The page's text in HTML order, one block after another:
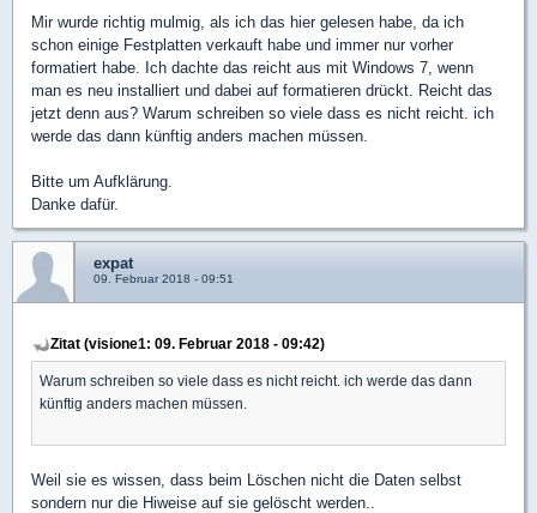
Mir wurde richtig mulmig, als ich das hier gelesen habe, da ich
schon einige Festplatten verkauft habe und immer nur vorher
formatiert habe. Ich dachte das reicht aus mit Windows 7, wenn
man es neu installiert und dabei auf formatieren drückt. Reicht das
jetzt denn aus? Warum schreiben so viele dass es nicht reicht. ich
werde das dann künftig anders machen müssen.
Bitte um Aufklärung.
Danke dafür.
expat
09. Februar 2018 - 09:51
Zitat (visione1: 09. Februar 2018 - 09:42)
Warum schreiben so viele dass es nicht reicht. ich werde das dann
künftig anders machen müssen.
Weil sie es wissen, dass beim Löschen nicht die Daten selbst
sondern nur die Hiweise auf sie gelöscht werden..